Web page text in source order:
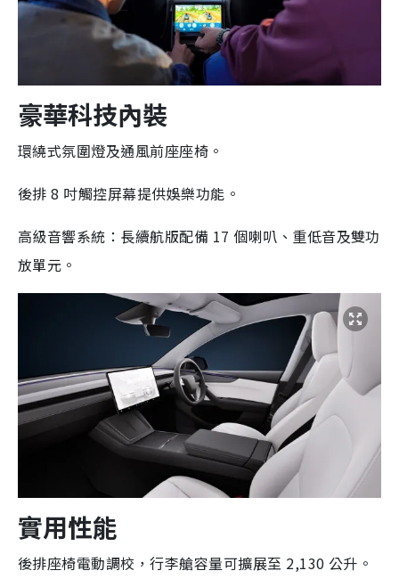
豪華科技內裝
環繞式氛圍燈及通風前座座椅。
後排 8 吋觸控屏幕提供娛樂功能。
高級音響系統：長續航版配備 17 個喇叭、重低音及雙功
放單元。
實用性能
後排座椅電動調校，行李艙容量可擴展至 2,130 公升。